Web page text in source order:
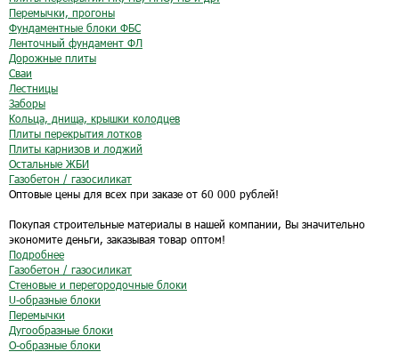
Перемычки, прогоны
Фундаментные блоки ФБС
Ленточный фундамент ФЛ
Дорожные плиты
Сваи
Лестницы
Заборы
Кольца, днища, крышки колодцев
Плиты перекрытия лотков
Плиты карнизов и лоджий
Остальные ЖБИ
Газобетон / газосиликат
Оптовые цены для всех при заказе от 60 000 рублей!
Покупая строительные материалы в нашей компании, Вы значительно
экономите деньги, заказывая товар оптом!
Подробнее
Газобетон / газосиликат
Стеновые и перегородочные блоки
U-образные блоки
Перемычки
Дугообразные блоки
O-образные блоки